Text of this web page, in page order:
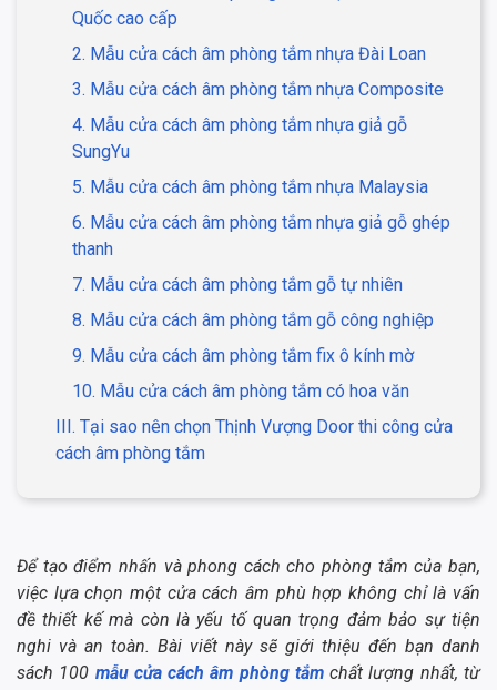
Quốc cao cấp
2. Mẫu cửa cách âm phòng tắm nhựa Đài Loan
3. Mẫu cửa cách âm phòng tắm nhựa Composite
4. Mẫu cửa cách âm phòng tắm nhựa giả gỗ
SungYu
5. Mẫu cửa cách âm phòng tắm nhựa Malaysia
6. Mẫu cửa cách âm phòng tắm nhựa giả gỗ ghép
thanh
7. Mẫu cửa cách âm phòng tắm gỗ tự nhiên
8. Mẫu cửa cách âm phòng tắm gỗ công nghiệp
9. Mẫu cửa cách âm phòng tắm fix ô kính mờ
10. Mẫu cửa cách âm phòng tắm có hoa văn
III. Tại sao nên chọn Thịnh Vượng Door thi công cửa
cách âm phòng tắm
Để tạo điểm nhấn và phong cách cho phòng tắm của bạn,
việc lựa chọn một cửa cách âm phù hợp không chỉ là vấn
đề thiết kế mà còn là yếu tố quan trọng đảm bảo sự tiện
nghi và an toàn. Bài viết này sẽ giới thiệu đến bạn danh
sách 100 mẫu cửa cách âm phòng tắmchất lượng nhất, từ